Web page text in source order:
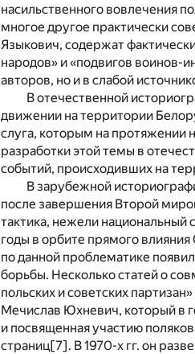
насильственного вовлечения
многое другое практически
Языкович, содержат
народов» и «подвигов воинов-
авторов, но и в слабой
В отечественной
движении на территории
слуга, которым на протяжении
разработки этой темы в
событий, происходивших на
В зарубежной
после завершения Второй
тактика, нежели национальный
годы в орбите прямого
по данной проблематике
борьбы. Несколько статей о
польских и советских
Мечислав Юхневич, который в
и посвященная участию
страниц[7]. В 1970-х гг. он